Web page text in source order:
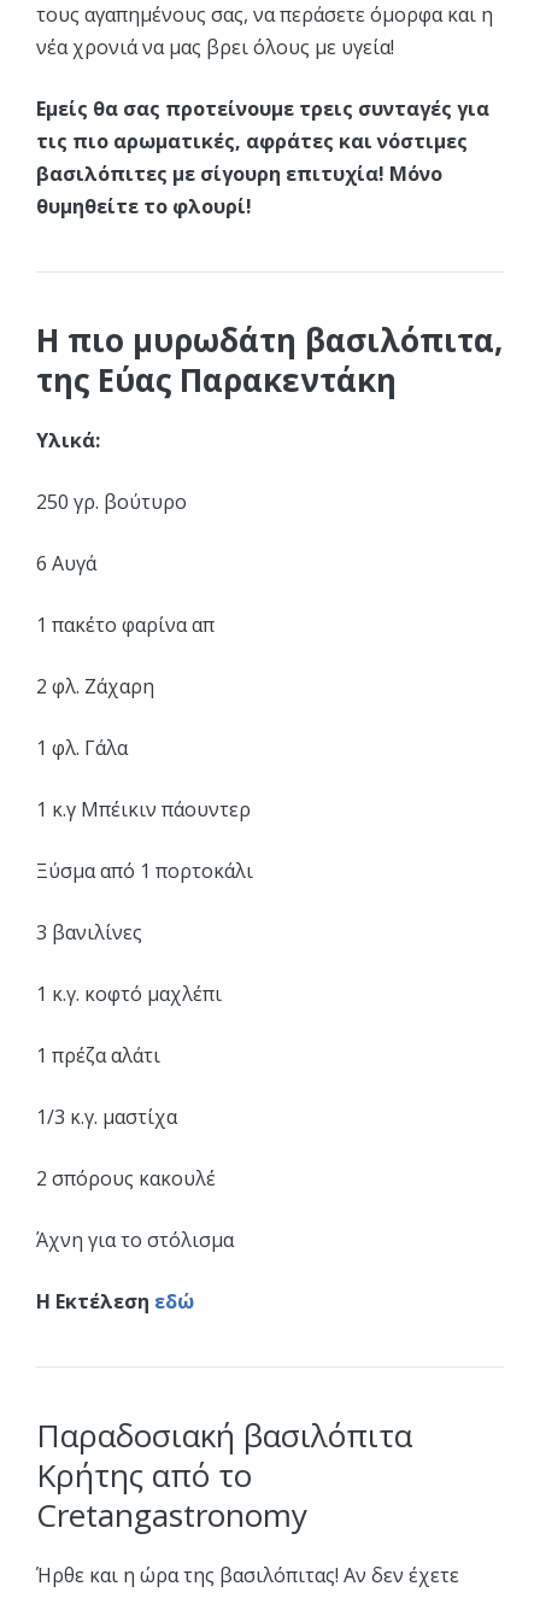
τους αγαπημένους σας, να περάσετε όμορφα και η
νέα χρονιά να μας βρει όλους με υγεία!
Εμείς θα σας προτείνουμε τρεις συνταγές για
τις πιο αρωματικές, αφράτες και νόστιμες
βασιλόπιτες με σίγουρη επιτυχία! Μόνο
θυμηθείτε το φλουρί!
Η πιο μυρωδάτη βασιλόπιτα,
της Εύας Παρακεντάκη
Υλικά:
250 γρ. βούτυρο
6 Αυγά
1 πακέτο φαρίνα απ
2 φλ. Ζάχαρη
1 φλ. Γάλα
1 κ.γ Μπέικιν πάουντερ
Ξύσμα από 1 πορτοκάλι
3 βανιλίνες
1 κ.γ. κοφτό μαχλέπι
1 πρέζα αλάτι
1/3 κ.γ. μαστίχα
2 σπόρους κακουλέ
Άχνη για το στόλισμα
Η Εκτέλεση εδώ
Παραδοσιακή βασιλόπιτα
Κρήτης από το
Cretangastronomy
Ήρθε και η ώρα της βασιλόπιτας! Αν δεν έχετε